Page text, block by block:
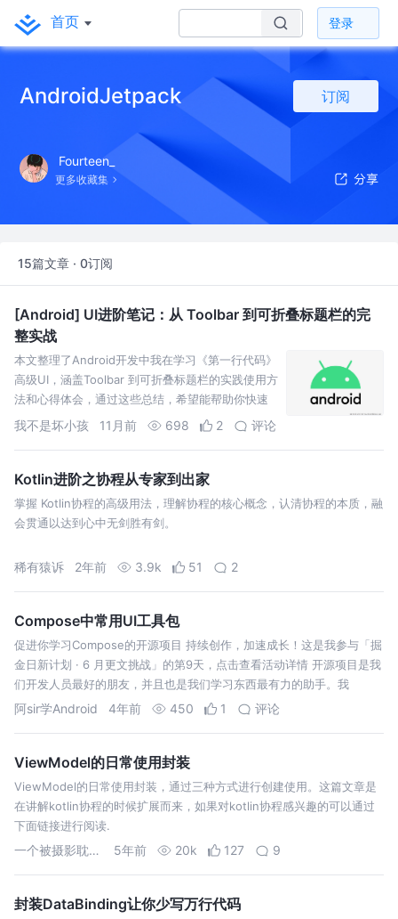
首页 登录
AndroidJetpack 订阅
Fourteen_
更多收藏集
15篇文章 · 0订阅
[Android] UI进阶笔记：从 Toolbar 到可折叠标题栏的完
整实战
本文整理了Android开发中我在学习《第一行代码》
高级UI，涵盖Toolbar 到可折叠标题栏的实践使用方
法和心得体会，通过这些总结，希望能帮助你快速
掌握 Android 界面开发的核心知识点；
我不是坏小孩 11月前 698 2 评论
Kotlin进阶之协程从专家到出家
掌握 Kotlin协程的高级用法，理解协程的核心概念，认清协程的本质，融
会贯通以达到心中无剑胜有剑。
稀有猿诉 2年前 3.9k 51 2
Compose中常用UI工具包
促进你学习Compose的开源项目 持续创作，加速成长！这是我参与「掘
金日新计划 · 6 月更文挑战」的第9天，点击查看活动详情 开源项目是我
们开发人员最好的朋友，并且也是我们学习东西最有力的助手。我
阿sir学Android 4年前 450 1 评论
ViewModel的日常使用封装
ViewModel的日常使用封装，通过三种方式进行创建使用。这篇文章是
在讲解kotlin协程的时候扩展而来，如果对kotlin协程感兴趣的可以通过
下面链接进行阅读.
一个被摄影耽误的程序猿 5年前 20k 127 9
封装DataBinding让你少写万行代码